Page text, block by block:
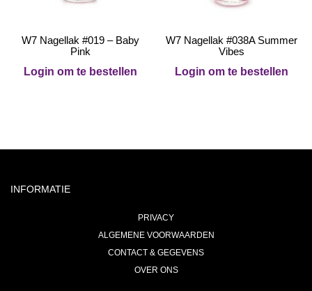
W7 Nagellak #019 – Baby
Pink
Login om te bestellen
W7 Nagellak #038A Summer
Vibes
Login om te bestellen
INFORMATIE
PRIVACY
ALGEMENE VOORWAARDEN
CONTACT & GEGEVENS
OVER ONS